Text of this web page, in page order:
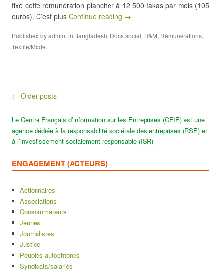
fixé cette rémunération plancher à 12 500 takas par mois (105
euros). C’est plus Continue reading →
Published byadmin, in Bangladesh, Docs social, H&M, Rémunérations,
Textile/Mode.
Post navigation
← Older posts
Le Centre Français d’Information sur les Entreprises (CFIE) est une
agence dédiée à la responsabilité sociétale des entreprises (RSE) et
à l’investissement socialement responsable (ISR)
ENGAGEMENT (ACTEURS)
Actionnaires
Associations
Consommateurs
Jeunes
Journalistes
Justice
Peuples autochtones
Syndicats/salariés